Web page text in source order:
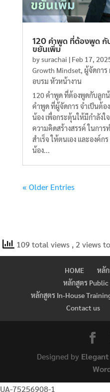
120 คำพูด ที่ต้องพูด กั
ขยันเพิ่ม
bysurachai | Feb 17,
Growth Mindset, ผู้จัดการ
อบรม หัวหน้างาน
120 คำพูด ที่ต้องพูดกับลูก
คำพูด ที่ผู้จัดการ จำเป็นต้อ
น้อง เพื่อกระตุ้นให้มีกำลังใ
ความคิดสร้างสรรค์ ในการ
สำเร็จ ให้ตนเอง และองค์
น้อง...
« Older Entries
109 total views , 2 views
HOME
หลั
หลักสูตร Public
หลักสูตร In-House
Contact us
Designed by
UA-75256908-1